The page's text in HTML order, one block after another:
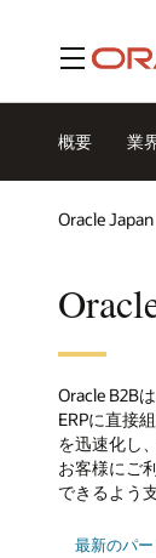
メニュー
概要 業
Oracle Japan
Oracle B2B
ERPに直接
を迅速化し
お客様にご
できるよう
最新のパ